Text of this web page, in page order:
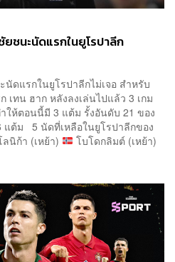
ชนะนัดแรกในยูโรปาลีก
ดแรกในยูโรปาลีกไม่เจอ สำหรับ
เทน ฮาก หลังลงเล่นไปแล้ว 3 เกม
ให้ตอนนี้มี 3 แต้ม รั้งอันดับ 21 ของ
แต้ม 5 นัดที่เหลือในยูโรปาลีกของ
ลนิก้า (เหย้า)
โบโดกลิมต์ (เหย้า)